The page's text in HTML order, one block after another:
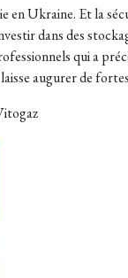
en Ukraine. Et la
dans des
qui a
augurer de